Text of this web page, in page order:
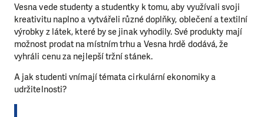
Vesna vede studenty a studentky k tomu, aby využívali svoji
kreativitu naplno a vytvářeli různé doplňky, oblečení a textilní
výrobky z látek, které by se jinak vyhodily. Své produkty mají
možnost prodat na místním trhu a Vesna hrdě dodává, že
vyhráli cenu za nejlepší tržní stánek.
A jak studenti vnímají témata cirkulární ekonomiky a
udržitelnosti?